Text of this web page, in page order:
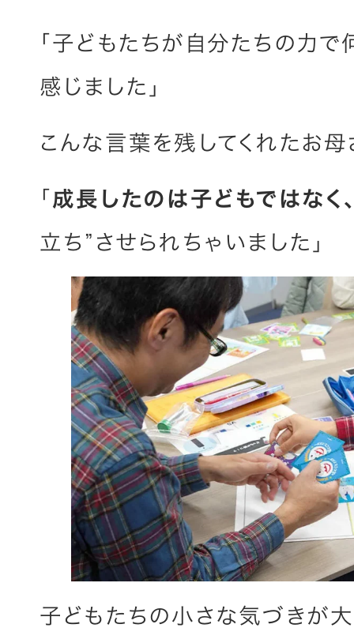
「子どもたちが自分たちの力
感じました」
こんな言葉を残してくれたお母
「 成長したのは子どもではなく
立ち”させられちゃいました」
子どもたちの小さな気づきが